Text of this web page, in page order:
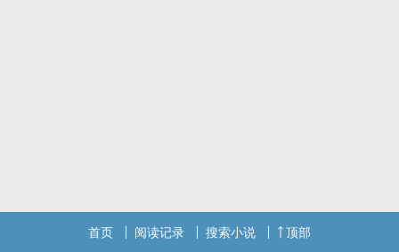
首页 阅读记录 搜索小说 顶部